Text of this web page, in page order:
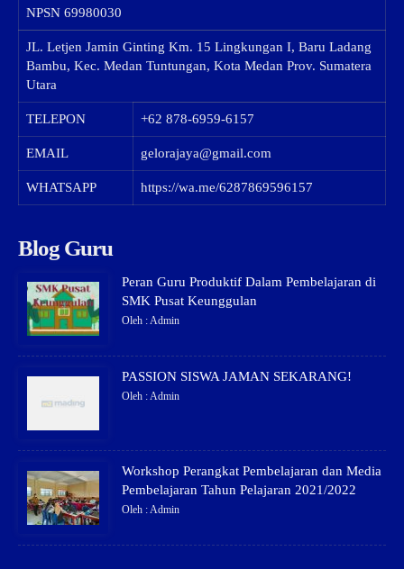
NPSN 69980030
JL. Letjen Jamin Ginting Km. 15 Lingkungan I, Baru Ladang
Bambu, Kec. Medan Tuntungan, Kota Medan Prov. Sumatera
Utara
TELEPON +62 878-6959-6157
EMAIL gelorajaya@gmail.com
WHATSAPP https://wa.me/6287869596157
Blog Guru
Peran Guru Produktif Dalam Pembelajaran di
SMK Pusat Keunggulan
Oleh : Admin
PASSION SISWA JAMAN SEKARANG!
Oleh : Admin
Workshop Perangkat Pembelajaran dan Media
Pembelajaran Tahun Pelajaran 2021/2022
Oleh : Admin